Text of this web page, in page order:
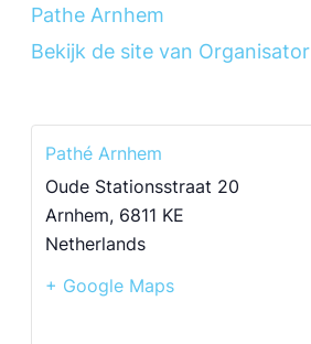
Pathe Arnhem
Bekijk de site van Organisator
Pathé Arnhem
Oude Stationsstraat 20
Arnhem, 6811 KE
Netherlands
+ Google Maps